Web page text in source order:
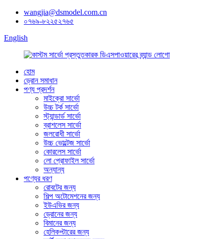
wangjia@dsmodel.com.cn
০৭৬৯-৮২২৫২৭৬৫
English
হোম
ড্রোন সমাধান
পণ্য প্রদর্শন
মাইক্রো সার্ভো
উচ্চ টর্ক সার্ভো
স্ট্যান্ডার্ড সার্ভো
ব্রাশলেস সার্ভো
জলরোধী সার্ভো
উচ্চ ভোল্টেজ সার্ভো
কোরলেস সার্ভো
লো প্রোফাইল সার্ভো
অন্যান্য
পণ্যের ধরণ
রোবটের জন্য
শিল্প অটোমেশনের জন্য
ইউএভির জন্য
ড্রোনের জন্য
বিমানের জন্য
হেলিকপ্টারের জন্য